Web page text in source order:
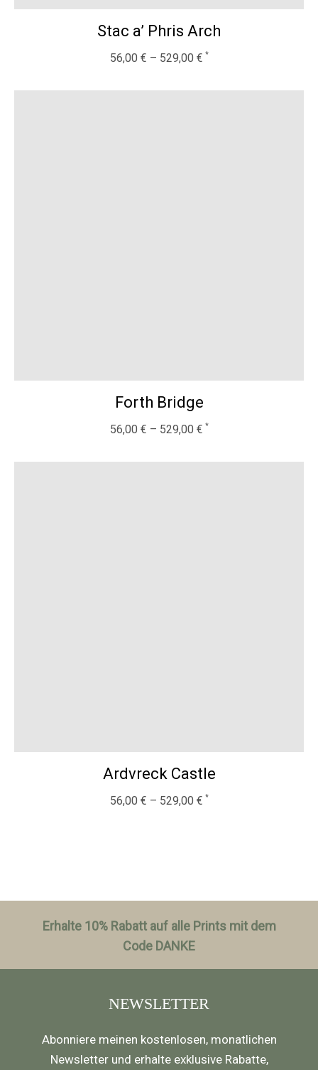
Stac a’ Phris Arch
56,00 € – 529,00 €
Forth Bridge
56,00 € – 529,00 €
Ardvreck Castle
56,00 € – 529,00 €
Erhalte 10% Rabatt auf alle Prints mit dem
Code DANKE
NEWSLETTER
Abonniere meinen kostenlosen, monatlichen
Newsletter und erhalte exklusive Rabatte,